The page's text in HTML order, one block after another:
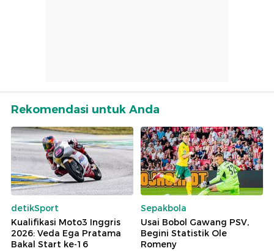
Rekomendasi untuk Anda
detikSport
Kualifikasi Moto3 Inggris
2026: Veda Ega Pratama
Bakal Start ke-16
Sepakbola
Usai Bobol Gawang PSV,
Begini Statistik Ole
Romeny